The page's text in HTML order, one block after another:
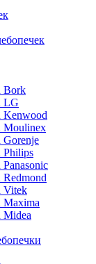
Bork
LG
Kenwood
Moulinex
Vitek
Maxima
Midea